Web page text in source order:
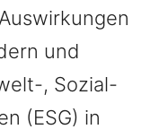
und
, Sozial-
(ESG) in